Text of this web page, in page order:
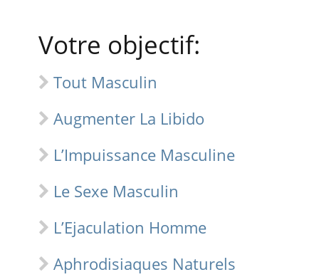
Votre objectif:
Tout Masculin
Augmenter La Libido
L’Impuissance Masculine
Le Sexe Masculin
L’Ejaculation Homme
Aphrodisiaques Naturels